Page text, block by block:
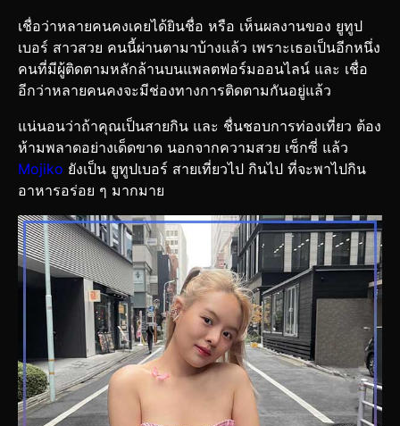
เชื่อว่าหลายคนคงเคยได้ยินชื่อ หรือ เห็นผลงานของ ยูทูป
เบอร์ สาวสวย คนนี้ผ่านตามาบ้างแล้ว เพราะเธอเป็นอีกหนึ่ง
คนที่มีผู้ติดตามหลักล้านบนแพลตฟอร์มออนไลน์ และ เชื่อ
อีกว่าหลายคนคงจะมีช่องทางการติดตามกันอยู่แล้ว
แน่นอนว่าถ้าคุณเป็นสายกิน และ ชื่นชอบการท่องเที่ยว ต้อง
ห้ามพลาดอย่างเด็ดขาด นอกจากความสวย เซ็กซี่ แล้ว
Mojiko ยังเป็น ยูทูปเบอร์ สายเที่ยวไป กินไป ที่จะพาไปกิน
อาหารอร่อย ๆ มากมาย